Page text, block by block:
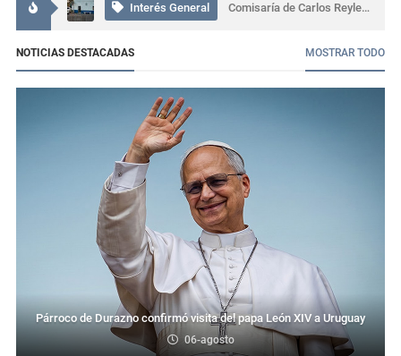
Interés General Comisaría de Carlos Reyles coordinó el rescate de un conductor atrapado tras un grave siniestro en Ruta 5
Interés General Más de 80 personas participaron en una capacitación sobre ceremonial, protocolo y gestión en Sarandí del Yí
Actualidad
Interés General
Actualidad
Actualidad
Actualidad
Interés General Condena por agravio a la autoridad y daños en dependencia policial duraznense
NOTICIAS DESTACADAS MOSTRAR TODO
Párroco de Durazno confirmó visita del papa León XIV a Uruguay
06-agosto